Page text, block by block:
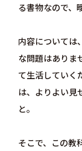
る書物なので、
内容については
な問題はありま
て生活していく
は、よりよい見
と。
そこで、この教